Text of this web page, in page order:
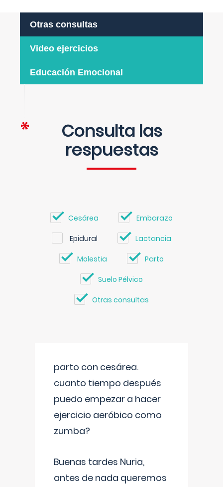
Otras consultas
Video ejercicios
Educación Emocional
Consulta las
respuestas
Cesárea Embarazo
Epidural Lactancia
Molestia Parto
Suelo Pélvico
Otras consultas
parto con cesárea.
cuanto tiempo después
puedo empezar a hacer
ejercicio aeróbico como
zumba?
Buenas tardes Nuria,
antes de nada queremos